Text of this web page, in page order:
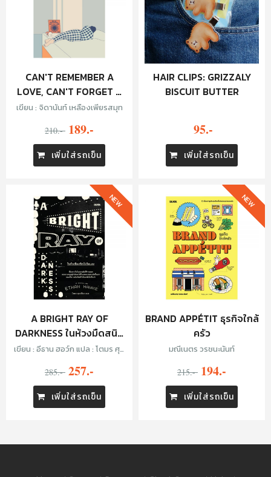
CAN'T REMEMBER A
LOVE, CAN'T FORGET A
LOSS เจ็บเกินจำรัก หนักเกิน
เขียน : จิดานันท์ เหลืองเพียรสมุท
210.- 189.-
เพิ่มใส่รถเข็น
HAIR CLIPS: GRIZZALY
BISCUIT BUTTER
95.-
เพิ่มใส่รถเข็น
A BRIGHT RAY OF
DARKNESS ในห้วงมืดสนิท
ไม่มิดแสง
เขียน : อีธาน ฮอว์ก แปล : โตมร ศุข
285.- 257.-
เพิ่มใส่รถเข็น
NEW
BRAND APPÉTIT ธุรกิจใกล้
ครัว
มณีเนตร วรชนะนันท์
215.- 194.-
เพิ่มใส่รถเข็น
NEW